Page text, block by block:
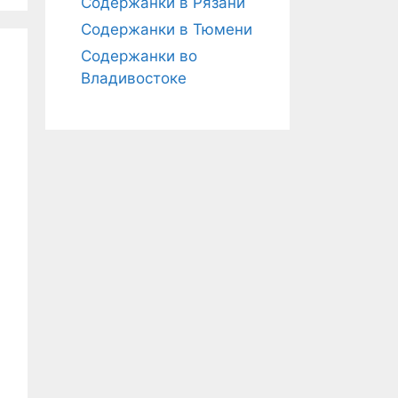
Содержанки в Тюмени
Содержанки во
Владивостоке